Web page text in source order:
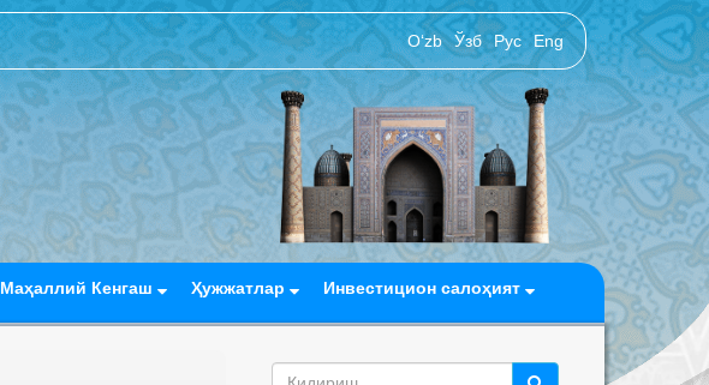
O‘zb Ўзб Рус Eng
Маҳаллий Кенгаш Ҳужжатлар Инвестицион салоҳият